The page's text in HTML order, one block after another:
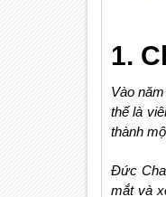
1.
Vào
thế là
thành
Đức Cha
mắt và